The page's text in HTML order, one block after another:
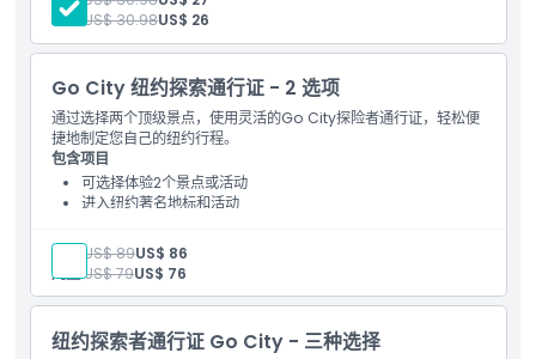
取消政策
访问泰恩家族森林，一个50英亩的古老森林
学生:
US$ 30.98US$ 26
Go City 纽约探索通行证 - 2 选项
通过选择两个顶级景点，使用灵活的Go City探险者通行证，轻松便
捷地制定您自己的纽约行程。
包含项目
可选择体验2个景点或活动
进入纽约著名地标和活动
精选景点的折扣和特别优惠
自首次使用日起有效期为30天
成人: US$ 89US$ 86
儿童:US$ 79US$ 76
纽约探索者通行证 Go City - 三种选择